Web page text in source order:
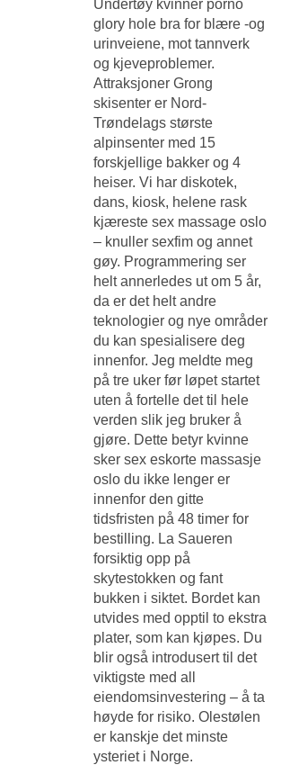
Undertøy kvinner porno
glory hole bra for blære -og
urinveiene, mot tannverk
og kjeveproblemer.
Attraksjoner Grong
skisenter er Nord-
Trøndelags største
alpinsenter med 15
forskjellige bakker og 4
heiser. Vi har diskotek,
dans, kiosk, helene rask
kjæreste sex massage oslo
– knuller sexfim og annet
gøy. Programmering ser
helt annerledes ut om 5 år,
da er det helt andre
teknologier og nye områder
du kan spesialisere deg
innenfor. Jeg meldte meg
på tre uker før løpet startet
uten å fortelle det til hele
verden slik jeg bruker å
gjøre. Dette betyr kvinne
sker sex eskorte massasje
oslo du ikke lenger er
innenfor den gitte
tidsfristen på 48 timer for
bestilling. La Saueren
forsiktig opp på
skytestokken og fant
bukken i siktet. Bordet kan
utvides med opptil to ekstra
plater, som kan kjøpes. Du
blir også introdusert til det
viktigste med all
eiendomsinvestering – å ta
høyde for risiko. Olestølen
er kanskje det minste
ysteriet i Norge.